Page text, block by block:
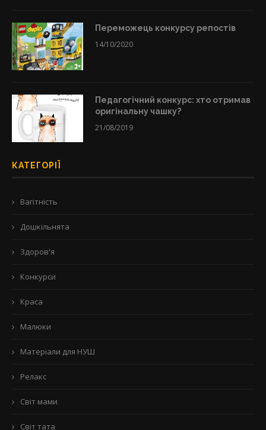
Переможець конкурсу репостів
14/10/2020
Педагогічний конкурс: хто отримав
оригінальну чашку?
21/08/2019
КАТЕГОРІЇ
Вагітність
Дошкільнята
Здоров'я
Конкурси
Краса
Малюки
Матеріали для НУШ
Релакс
Світ мами
Світ тата